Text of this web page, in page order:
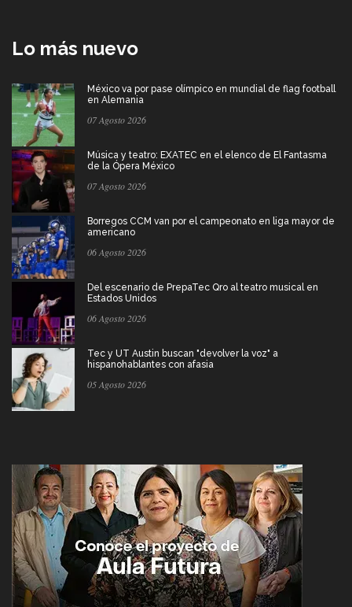
Lo más nuevo
México va por pase olímpico en mundial de flag football
en Alemania
07 Agosto 2026
Música y teatro: EXATEC en el elenco de El Fantasma
de la Ópera México
07 Agosto 2026
Borregos CCM van por el campeonato en liga mayor de
americano
06 Agosto 2026
Del escenario de PrepaTec Qro al teatro musical en
Estados Unidos
06 Agosto 2026
Tec y UT Austin buscan "devolver la voz" a
hispanohablantes con afasia
05 Agosto 2026